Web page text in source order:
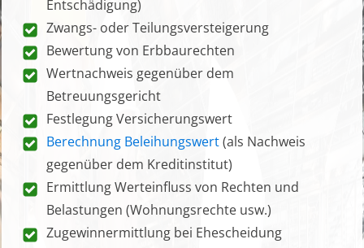
Entschädigung)
Zwangs- oder Teilungsversteigerung
Bewertung von Erbbaurechten
Wertnachweis gegenüber dem
Betreuungsgericht
Festlegung Versicherungswert
Berechnung Beleihungswert(als Nachweis
gegenüber dem Kreditinstitut)
Ermittlung Werteinfluss von Rechten und
Belastungen (Wohnungsrechte usw.)
Zugewinnermittlung bei Ehescheidung